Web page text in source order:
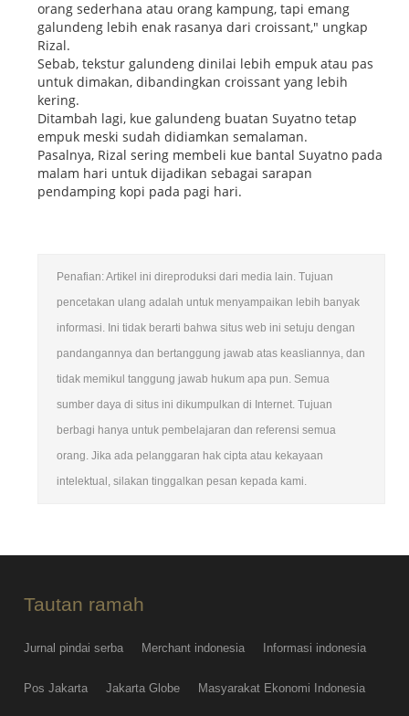
orang sederhana atau orang kampung, tapi emang
galundeng lebih enak rasanya dari croissant," ungkap
Rizal.
Sebab, tekstur galundeng dinilai lebih empuk atau pas
untuk dimakan, dibandingkan croissant yang lebih
kering.
Ditambah lagi, kue galundeng buatan Suyatno tetap
empuk meski sudah didiamkan semalaman.
Pasalnya, Rizal sering membeli kue bantal Suyatno pada
malam hari untuk dijadikan sebagai sarapan
pendamping kopi pada pagi hari.
Penafian: Artikel ini direproduksi dari media lain. Tujuan
pencetakan ulang adalah untuk menyampaikan lebih banyak
informasi. Ini tidak berarti bahwa situs web ini setuju dengan
pandangannya dan bertanggung jawab atas keasliannya, dan
tidak memikul tanggung jawab hukum apa pun. Semua
sumber daya di situs ini dikumpulkan di Internet. Tujuan
berbagi hanya untuk pembelajaran dan referensi semua
orang. Jika ada pelanggaran hak cipta atau kekayaan
intelektual, silakan tinggalkan pesan kepada kami.
Tautan ramah
Jurnal pindai serba Merchant indonesia Informasi indonesia
Pos Jakarta Jakarta Globe Masyarakat Ekonomi Indonesia